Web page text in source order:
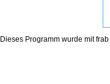
Dieses Programm wurde mitfrab